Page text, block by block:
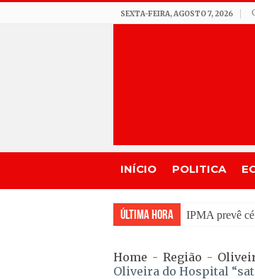
SEXTA-FEIRA, AGOSTO 7, 2026
INÍCIO POLITICA
Última Hora Incêndios em
Home - Região -
Oliveira do Hospital